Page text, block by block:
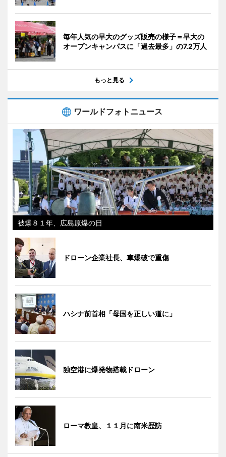
毎年人気の早大のグッズ販売の様子＝早大の
オープンキャンパスに「過去最多」の7.2万人
もっと見る
ワールドフォトニュース
被爆８１年、広島原爆の日
ドローン企業社長、車爆破で重傷
ハシナ前首相「母国を正しい道に」
独空港に爆発物搭載ドローン
ローマ教皇、１１月に南米歴訪